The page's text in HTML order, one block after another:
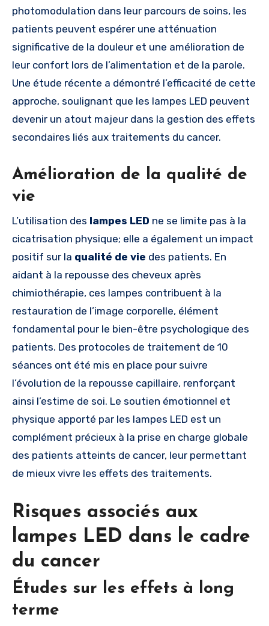
photomodulation dans leur parcours de soins, les
patients peuvent espérer une atténuation
significative de la douleur et une amélioration de
leur confort lors de l’alimentation et de la parole.
Une étude récente a démontré l’efficacité de cette
approche, soulignant que les lampes LED peuvent
devenir un atout majeur dans la gestion des effets
secondaires liés aux traitements du cancer.
Amélioration de la qualité de
vie
L’utilisation des lampes LED ne se limite pas à la
cicatrisation physique; elle a également un impact
positif sur la qualité de vie des patients. En
aidant à la repousse des cheveux après
chimiothérapie, ces lampes contribuent à la
restauration de l’image corporelle, élément
fondamental pour le bien-être psychologique des
patients. Des protocoles de traitement de 10
séances ont été mis en place pour suivre
l’évolution de la repousse capillaire, renforçant
ainsi l’estime de soi. Le soutien émotionnel et
physique apporté par les lampes LED est un
complément précieux à la prise en charge globale
des patients atteints de cancer, leur permettant
de mieux vivre les effets des traitements.
Risques associés aux
lampes LED dans le cadre
du cancer
Études sur les effets à long
terme